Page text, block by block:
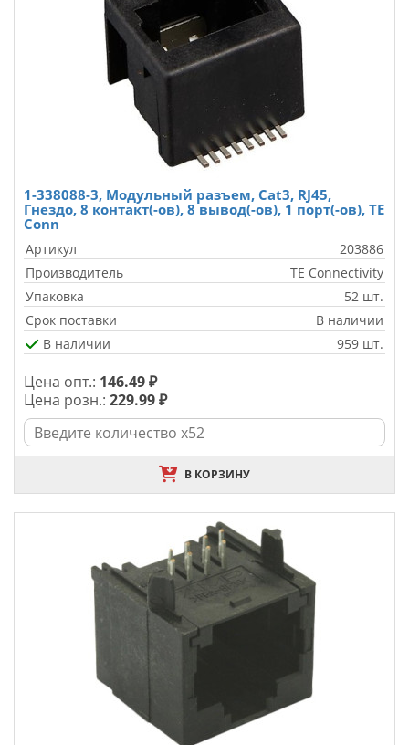
1-338088-3, Модульный разъем, Cat3, RJ45,
Гнездо, 8 контакт(-ов), 8 вывод(-ов), 1 порт(-ов), TE
Conn
Артикул
203886
Производитель
TE Connectivity
Упаковка
52 шт.
Срок поставки
В наличии
В наличии
959 шт.
Цена опт.: 146.49 ₽
Цена розн.: 229.99 ₽
В КОРЗИНУ